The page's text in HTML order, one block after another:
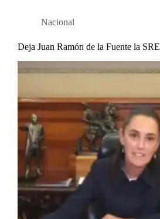
Nacional
Deja Juan Ramón de la Fuente la SRE